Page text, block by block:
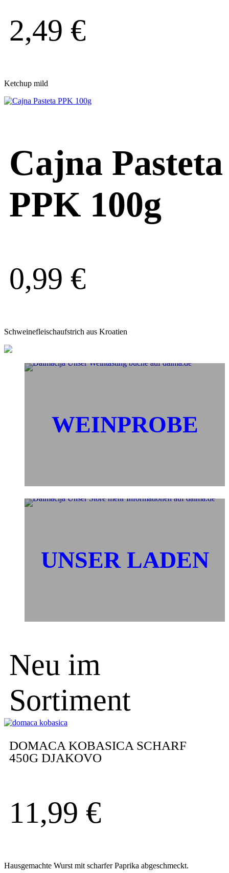
2,49 €
Ketchup mild
Cajna Pasteta
PPK 100g
0,99 €
Schweinefleischaufstrich aus Kroatien
WEINPROBE
UNSER LADEN
Neu im
Sortiment
DOMACA KOBASICA SCHARF
450G DJAKOVO
11,99 €
Hausgemachte Wurst mit scharfer Paprika abgeschmeckt.